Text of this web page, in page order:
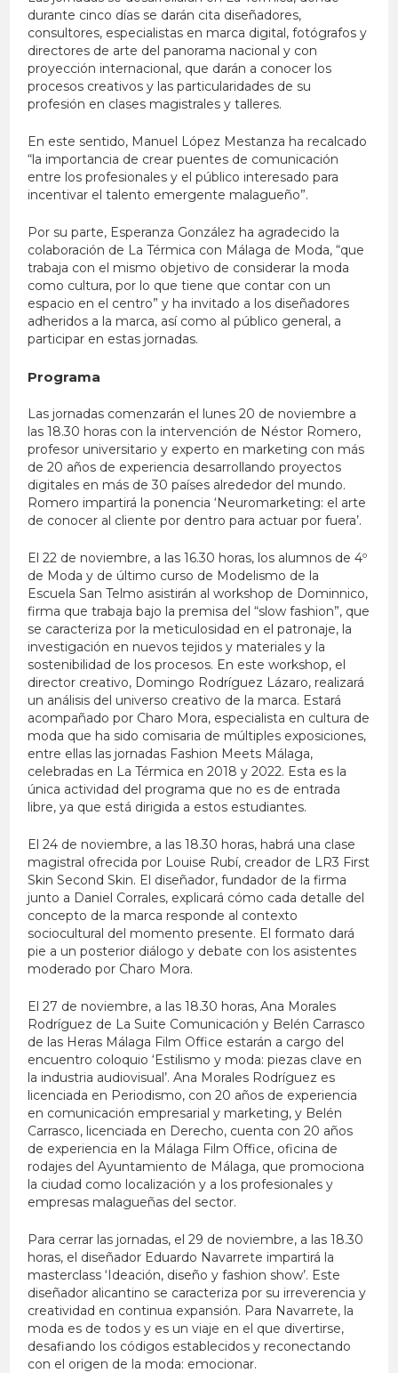
durante cinco días se darán cita diseñadores,
consultores, especialistas en marca digital, fotógrafos y
directores de arte del panorama nacional y con
proyección internacional, que darán a conocer los
procesos creativos y las particularidades de su
profesión en clases magistrales y talleres.
En este sentido, Manuel López Mestanza ha recalcado
“la importancia de crear puentes de comunicación
entre los profesionales y el público interesado para
incentivar el talento emergente malagueño”.
Por su parte, Esperanza González ha agradecido la
colaboración de La Térmica con Málaga de Moda, “que
trabaja con el mismo objetivo de considerar la moda
como cultura, por lo que tiene que contar con un
espacio en el centro” y ha invitado a los diseñadores
adheridos a la marca, así como al público general, a
participar en estas jornadas.
Programa
Las jornadas comenzarán el lunes 20 de noviembre a
las 18.30 horas con la intervención de Néstor Romero,
profesor universitario y experto en marketing con más
de 20 años de experiencia desarrollando proyectos
digitales en más de 30 países alrededor del mundo.
Romero impartirá la ponencia ‘Neuromarketing: el arte
de conocer al cliente por dentro para actuar por fuera’.
El 22 de noviembre, a las 16.30 horas, los alumnos de 4º
de Moda y de último curso de Modelismo de la
Escuela San Telmo asistirán al workshop de Dominnico,
firma que trabaja bajo la premisa del “slow fashion”, que
se caracteriza por la meticulosidad en el patronaje, la
investigación en nuevos tejidos y materiales y la
sostenibilidad de los procesos. En este workshop, el
director creativo, Domingo Rodríguez Lázaro, realizará
un análisis del universo creativo de la marca. Estará
acompañado por Charo Mora, especialista en cultura de
moda que ha sido comisaria de múltiples exposiciones,
entre ellas las jornadas Fashion Meets Málaga,
celebradas en La Térmica en 2018 y 2022. Esta es la
única actividad del programa que no es de entrada
libre, ya que está dirigida a estos estudiantes.
El 24 de noviembre, a las 18.30 horas, habrá una clase
magistral ofrecida por Louise Rubí, creador de LR3 First
Skin Second Skin. El diseñador, fundador de la firma
junto a Daniel Corrales, explicará cómo cada detalle del
concepto de la marca responde al contexto
sociocultural del momento presente. El formato dará
pie a un posterior diálogo y debate con los asistentes
moderado por Charo Mora.
El 27 de noviembre, a las 18.30 horas, Ana Morales
Rodríguez de La Suite Comunicación y Belén Carrasco
de las Heras Málaga Film Office estarán a cargo del
encuentro coloquio ‘Estilismo y moda: piezas clave en
la industria audiovisual’. Ana Morales Rodríguez es
licenciada en Periodismo, con 20 años de experiencia
en comunicación empresarial y marketing, y Belén
Carrasco, licenciada en Derecho, cuenta con 20 años
de experiencia en la Málaga Film Office, oficina de
rodajes del Ayuntamiento de Málaga, que promociona
la ciudad como localización y a los profesionales y
empresas malagueñas del sector.
Para cerrar las jornadas, el 29 de noviembre, a las 18.30
horas, el diseñador Eduardo Navarrete impartirá la
masterclass ‘Ideación, diseño y fashion show’. Este
diseñador alicantino se caracteriza por su irreverencia y
creatividad en continua expansión. Para Navarrete, la
moda es de todos y es un viaje en el que divertirse,
desafiando los códigos establecidos y reconectando
con el origen de la moda: emocionar.